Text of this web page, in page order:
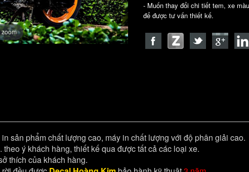
zoom
- Muốn thay đổi chi tiết tem, xe
để được tư vấn thiết kế.
sản phẩm chất lượng cao, máy in chất lượng với độ phân giải cao.
ý khách hàng, thiết kế qua được tất cả các loại xe.
thích của khách hàng.